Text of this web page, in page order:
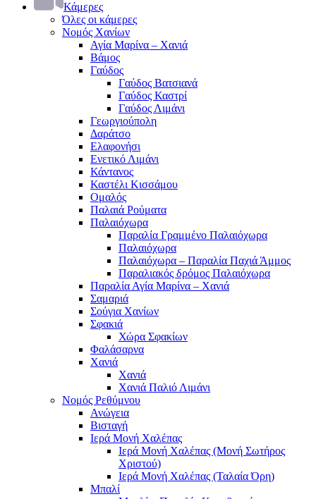
Κάμερες
Όλες οι κάμερες
Νομός Χανίων
Αγία Μαρίνα – Χανιά
Βάμος
Γαύδος
Γαύδος Βατσιανά
Γαύδος Καστρί
Γαύδος Λιμάνι
Γεωργιούπολη
Δαράτσο
Ελαφονήσι
Ενετικό Λιμάνι
Κάντανος
Καστέλι Κισσάμου
Ομαλός
Παλαιά Ρούματα
Παλαιόχωρα
Παραλία Γραμμένο Παλαιόχωρα
Παλαιόχωρα
Παλαιόχωρα – Παραλία Παχιά Άμμος
Παραλιακός δρόμος Παλαιόχωρα
Παραλία Αγία Μαρίνα – Χανιά
Σαμαριά
Σούγια Χανίων
Σφακιά
Χώρα Σφακίων
Φαλάσαρνα
Χανιά
Χανιά
Χανιά Παλιό Λιμάνι
Νομός Ρεθύμνου
Ανώγεια
Βισταγή
Ιερά Μονή Χαλέπας
Ιερά Μονή Χαλέπας (Μονή Σωτήρος
Χριστού)
Ιερά Μονή Χαλέπας (Ταλαία Όρη)
Μπαλί